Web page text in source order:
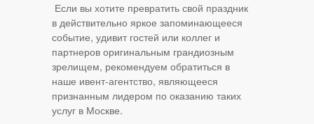
Если вы хотите превратить свой праздник
в действительно яркое запоминающееся
событие, удивит гостей или коллег и
партнеров оригинальным грандиозным
зрелищем, рекомендуем обратиться в
наше ивент-агентство, являющееся
признанным лидером по оказанию таких
услуг в Москве.